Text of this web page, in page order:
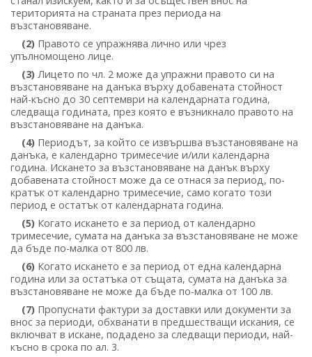
територията на страната през периода на
възстановяване.
(2) Правото се упражнява лично или чрез
упълномощено лице.
(3) Лицето по чл. 2 може да упражни правото си на
възстановяване на данъка върху добавената стойност
най-късно до 30 септември на календарната година,
следваща годината, през която е възникнало правото на
възстановяване на данъка.
(4) Периодът, за който се извършва възстановяване на
данъка, е календарно тримесечие и/или календарна
година. Искането за възстановяване на данък върху
добавената стойност може да се отнася за период, по-
кратък от календарно тримесечие, само когато този
период е остатък от календарната година.
(5) Когато искането е за период от календарно
тримесечие, сумата на данъка за възстановяване не може
да бъде по-малка от 800 лв.
(6) Когато искането е за период от една календарна
година или за остатъка от същата, сумата на данъка за
възстановяване не може да бъде по-малка от 100 лв.
(7) Пропуснати фактури за доставки или документи за
внос за периоди, обхванати в предшестващи искания, се
включват в искане, подадено за следващи периоди, най-
късно в срока по ал. 3.